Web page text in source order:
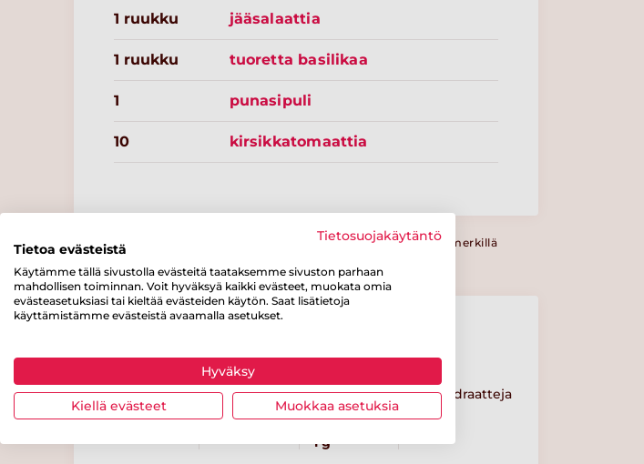
1 ruukku jääsalaattia
1 ruukku tuoretta basilikaa
1 punasipuli
10 kirsikkatomaattia
Resepteissä punaisella merkityt tuotteet löydät kaupassa Sydänmerkillä
Energiaa
120 kcal
Rasvaa
9 g
josta
tyydyttynyttä
rasvaa
1 g
Hiilihydraatteja
Tietosuojakäytäntö
Tietoa evästeistä
Käytämme tällä sivustolla evästeitä taataksemme sivuston parhaan
mahdollisen toiminnan. Voit hyväksyä kaikki evästeet, muokata omia
evästeasetuksiasi tai kieltää evästeiden käytön. Saat lisätietoja
käyttämistämme evästeistä avaamalla asetukset.
Hyväksy
Kiellä evästeet Muokkaa asetuksia